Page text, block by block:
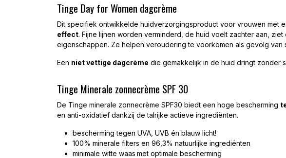
Tinge Day for Women dagcrème
Dit specifiek ontwikkelde huidverzorgingsproduct voor vrouwen met
effect. Fijne lijnen worden verminderd, de huid voelt zachter aan,
eigenschappen. Ze helpen veroudering te voorkomen als gevolg van
Een niet vettige dagcrème die gemakkelijk in de huid dringt zonder
Tinge Minerale zonnecrème SPF 30
De Tinge minerale zonnecrème SPF30 biedt een hoge bescherming
en anti-oxidatief dankzij de talrijke actieve ingrediënten.
bescherming tegen UVA, UVB én blauw licht!
100% minerale filters en 96,3% natuurlijke ingrediënten
minimale witte waas met optimale bescherming